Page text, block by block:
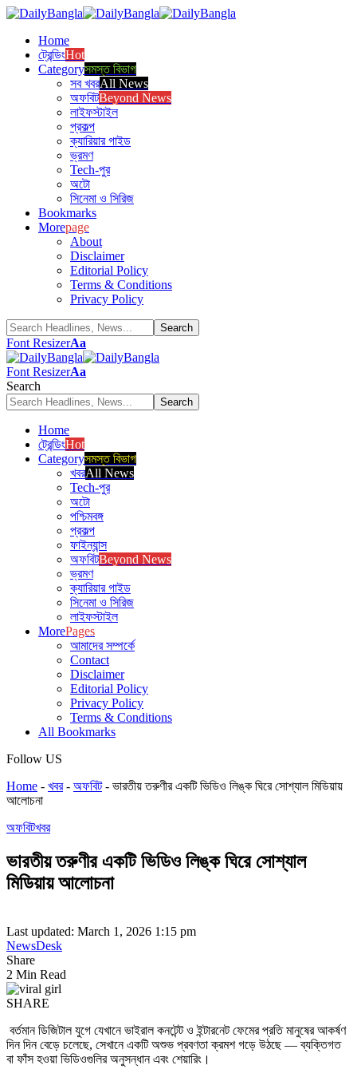
Home
ট্রেন্ডিংHot
Categoryসমস্ত বিভাগ
সব খবরAll News
অফবিটBeyond News
লাইফস্টাইল
প্রকল্প
ক্যারিয়ার গাইড
ভ্রমণ
Tech-পুর
অটো
সিনেমা ও সিরিজ
Bookmarks
Morepage
About
Disclaimer
Editorial Policy
Terms & Conditions
Privacy Policy
Font ResizerAa
Font ResizerAa
Search
Home
ট্রেন্ডিংHot
Categoryসমস্ত বিভাগ
খবরAll News
Tech-পুর
অটো
পশ্চিমবঙ্গ
প্রকল্প
ফাইন্যান্স
অফবিটBeyond News
ভ্রমণ
ক্যারিয়ার গাইড
সিনেমা ও সিরিজ
লাইফস্টাইল
MorePages
আমাদের সম্পর্কে
Contact
Disclaimer
Editorial Policy
Privacy Policy
Terms & Conditions
All Bookmarks
Follow US
Home - খবর- অফবিট- ভারতীয় তরুণীর একটি ভিডিও লিঙ্ক ঘিরে সোশ্যাল মিডিয়ায়
আলোচনা
অফবিটখবর
ভারতীয় তরুণীর একটি ভিডিও লিঙ্ক ঘিরে সোশ্যাল
মিডিয়ায় আলোচনা
Last updated: March 1, 2026 1:15 pm
NewsDesk
Share
2 Min Read
SHARE
বর্তমান ডিজিটাল যুগে যেখানে ভাইরাল কনটেন্ট ও ইন্টারনেট ফেমের প্রতি মানুষের আকর্ষণ
দিন দিন বেড়ে চলেছে, সেখানে একটি অশুভ প্রবণতা ক্রমশ গড়ে উঠছে — ব্যক্তিগত
বা ফাঁস হওয়া ভিডিওগুলির অনুসন্ধান এবং শেয়ারিং।